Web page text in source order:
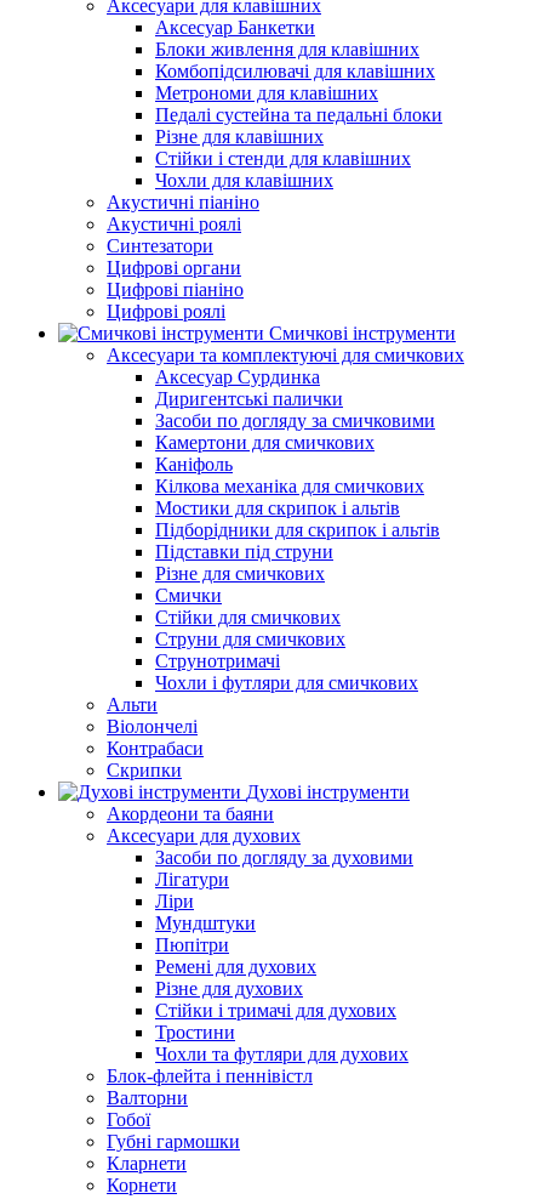
Аксесуари для клавішних
Аксесуар Банкетки
Блоки живлення для клавішних
Комбопідсилювачі для клавішних
Метрономи для клавішних
Педалі сустейна та педальні блоки
Різне для клавішних
Стійки і стенди для клавішних
Чохли для клавішних
Акустичні піаніно
Акустичні роялі
Синтезатори
Цифрові органи
Цифрові піаніно
Цифрові роялі
Смичкові інструменти
Аксесуари та комплектуючі для смичкових
Аксесуар Сурдинка
Диригентські палички
Засоби по догляду за смичковими
Камертони для смичкових
Каніфоль
Кілкова механіка для смичкових
Мостики для скрипок і альтів
Підборiдники для скрипок і альтів
Підставки під струни
Різне для смичкових
Смички
Стійки для смичкових
Струни для смичкових
Струнотримачі
Чохли і футляри для смичкових
Альти
Віолончелі
Контрабаси
Скрипки
Духові інструменти
Акордеони та баяни
Аксесуари для духових
Засоби по догляду за духовими
Лігатури
Ліри
Мундштуки
Пюпітри
Ремені для духових
Різне для духових
Стійки і тримачі для духових
Тростини
Чохли та футляри для духових
Блок-флейта і пеннівістл
Валторни
Гобої
Губні гармошки
Кларнети
Корнети